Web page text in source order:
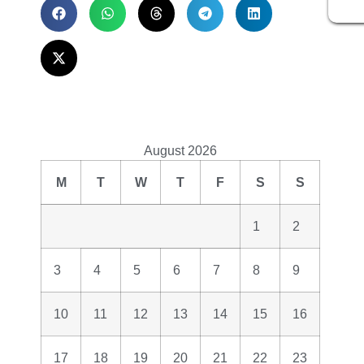
August 2026
M T W T F S S
1 2
3 4 5 6 7 8 9
10 11 12 13 14 15 16
17 18 19 20 21 22 23